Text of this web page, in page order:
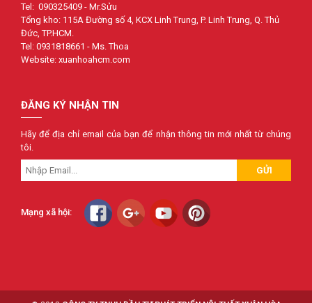
Tel: 090325409 - Mr.Sửu
Tổng kho: 115A Đường số 4, KCX Linh Trung, P. Linh Trung, Q. Thủ
Đức, TP.HCM.
Tel: 0931818661 - Ms. Thoa
Website: xuanhoahcm.com
ĐĂNG KÝ NHẬN TIN
Hãy để địa chỉ email của bạn để nhận thông tin mới nhất từ chúng
tôi.
GỬI
Mạng xã hội: